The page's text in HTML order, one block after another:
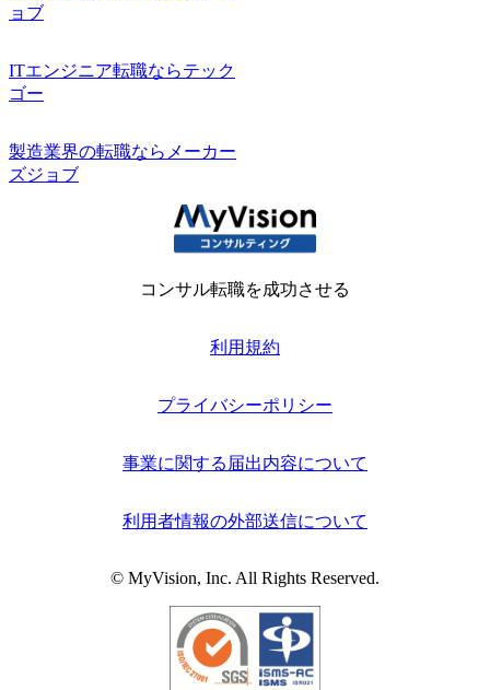
ョブ
ITエンジニア転職ならテック
ゴー
製造業界の転職ならメーカー
ズジョブ
コンサル転職を成功させる
利用規約
プライバシーポリシー
事業に関する届出内容について
利用者情報の外部送信について
© MyVision, Inc. All Rights Reserved.